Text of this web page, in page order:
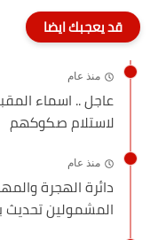
قد يعجبك ايضا
منذ عام
عاجل .. اسماء
لاستلام صكوكهم
منذ عام
دائرة الهجرة
المشمولين تحديث